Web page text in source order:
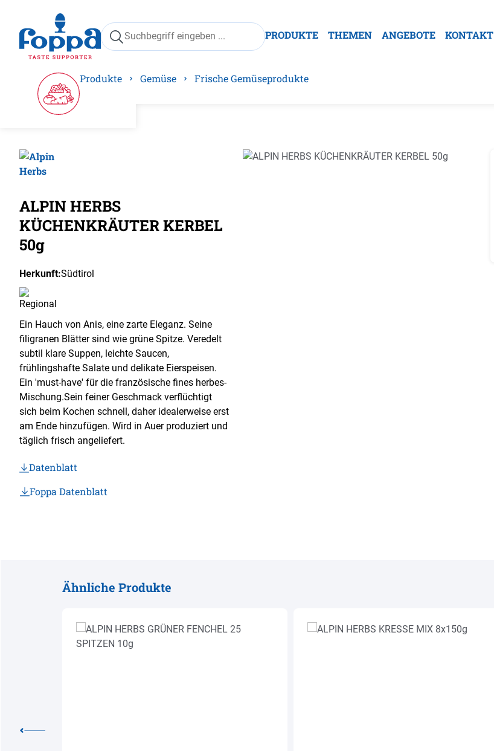
Zur Hauptnavigation springen
PRODUKTE THEMEN ANGEBOTE KONTAKT
Produkte Gemüse Frische Gemüseprodukte
ALPIN HERBS
KÜCHENKRÄUTER KERBEL
50g
Herkunft:Südtirol
Ein Hauch von Anis, eine zarte Eleganz. Seine
filigranen Blätter sind wie grüne Spitze. Veredelt
subtil klare Suppen, leichte Saucen,
frühlingshafte Salate und delikate Eierspeisen.
Ein 'must-have' für die französische fines herbes-
Mischung.Sein feiner Geschmack verflüchtigt
sich beim Kochen schnell, daher idealerweise erst
am Ende hinzufügen. Wird in Auer produziert und
täglich frisch angeliefert.
Datenblatt
Foppa Datenblatt
Bildergalerie überspringen
Ähnliche Produkte